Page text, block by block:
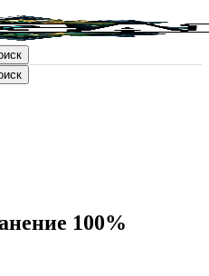
100%